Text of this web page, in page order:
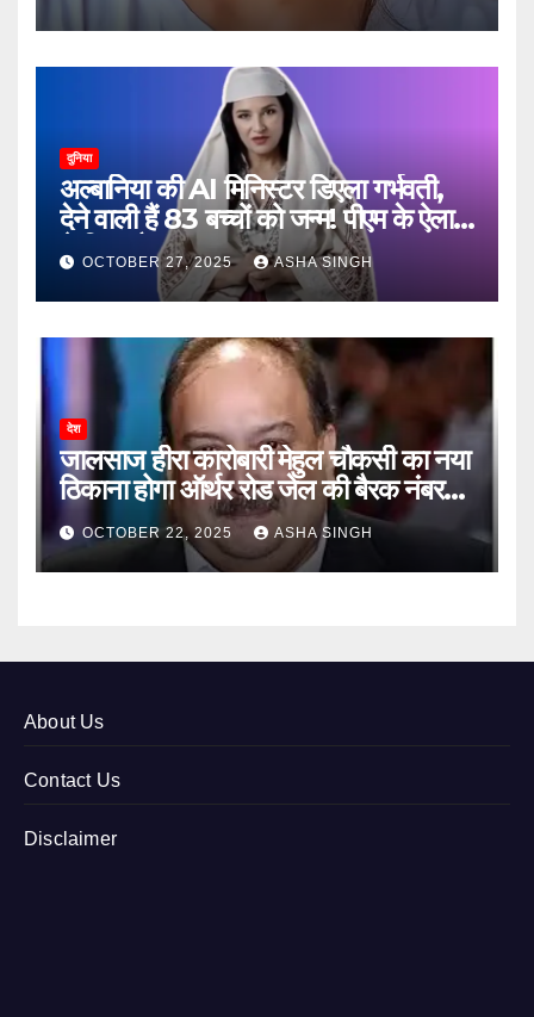
दुनिया
अल्बानिया की AI मिनिस्‍टर डिएला गर्भवती,
देने वाली हैं 83 बच्चों को जन्‍म! पीएम के ऐलान
ने किया हैरान
OCTOBER 27, 2025 ASHA SINGH
देश
जालसाज हीरा कारोबारी मेहुल चौकसी का नया
ठिकाना होगा ऑर्थर रोड जेल की बैरक नंबर
12OCTOBER 22, 2025 ASHA SINGH
About Us
Contact Us
Disclaimer